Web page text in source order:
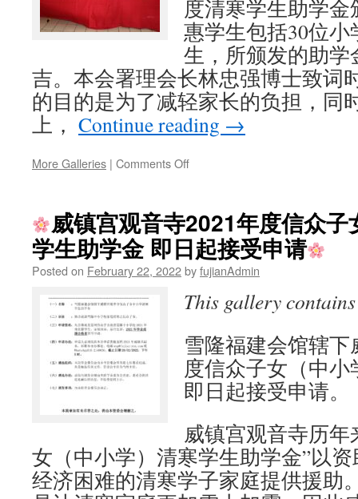
度清寒学生助学
惠学生包括30位
生，所颁发的助
吉。本会署理会长林忠强博士致词
的目的是为了减轻家长的负担，同
上， Continue reading →
More Galleries | Comments Offon
宫
观
音
寺
年
清
寒
学
生
助
金
颁
发
仪
威镇宫观音寺2021年度信众
学生助学金 即日起接受申请
Posted on February 22, 2022byfujianAdmin
This gallery
雪隆福建会馆辖下
度信众子女（中
即日起接受申请。
威镇宫观音寺历
女（中小学）清寒学生助学金”以
经济困难的清寒学子家庭提供援助